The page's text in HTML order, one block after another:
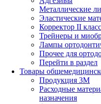
Металлические
Эластические
Корректор II
Трейнеры и
Лампы
Прочее для
Перейти в раздел
Товары
Продукция 3М
Расходные
назначения